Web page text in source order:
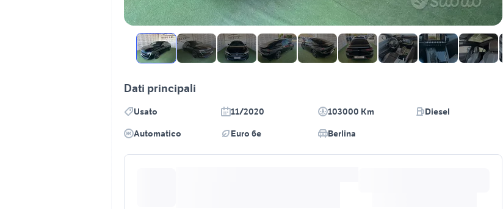
Dati principali
Usato 11/2020 103000 Km
Diesel
Automatico
Euro 6e Berlina